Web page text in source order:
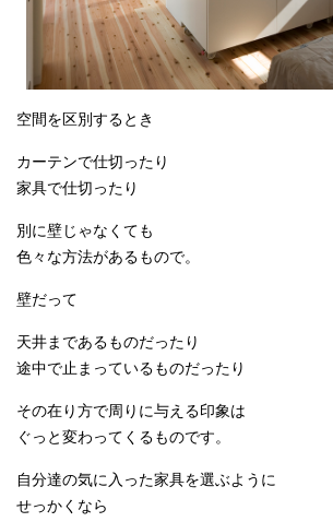
空間を区別するとき
カーテンで仕切ったり
家具で仕切ったり
別に壁じゃなくても
色々な方法があるもので。
壁だって
天井まであるものだったり
途中で止まっているものだったり
その在り方で周りに与える印象は
ぐっと変わってくるものです。
自分達の気に入った家具を選ぶように
せっかくなら